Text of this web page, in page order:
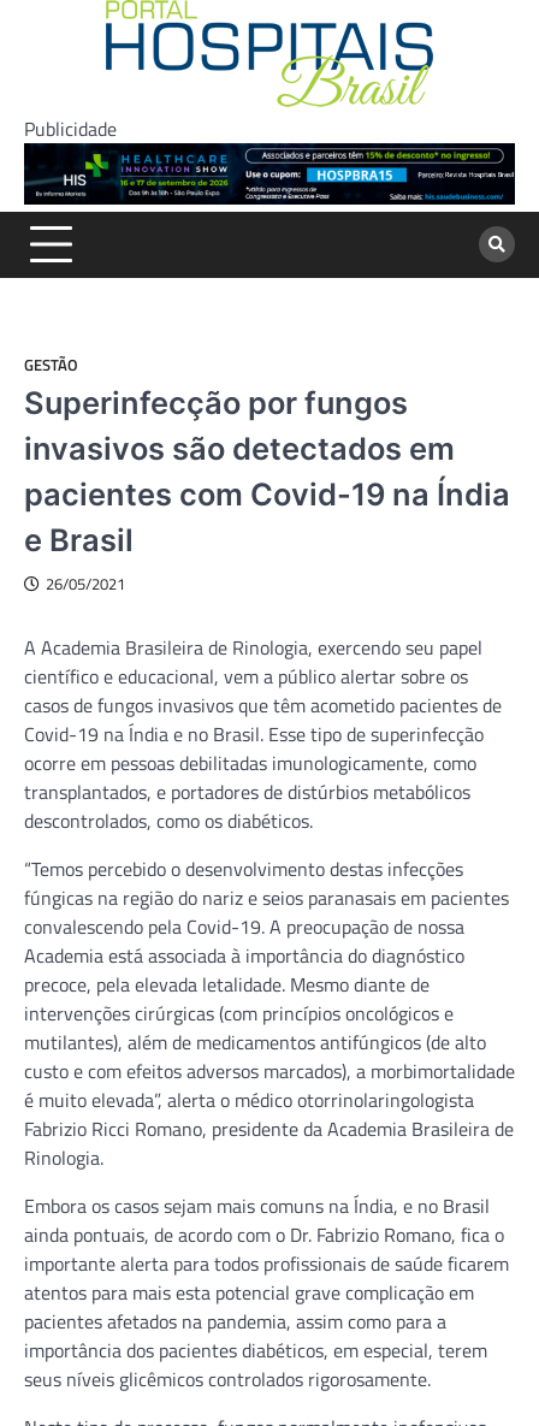
Publicidade
GESTÃO
Superinfecção por fungos
invasivos são detectados em
pacientes com Covid-19 na Índia
e Brasil
26/05/2021
A Academia Brasileira de Rinologia, exercendo seu papel
científico e educacional, vem a público alertar sobre os
casos de fungos invasivos que têm acometido pacientes de
Covid-19 na Índia e no Brasil. Esse tipo de superinfecção
ocorre em pessoas debilitadas imunologicamente, como
transplantados, e portadores de distúrbios metabólicos
descontrolados, como os diabéticos.
“Temos percebido o desenvolvimento destas infecções
fúngicas na região do nariz e seios paranasais em pacientes
convalescendo pela Covid-19. A preocupação de nossa
Academia está associada à importância do diagnóstico
precoce, pela elevada letalidade. Mesmo diante de
intervenções cirúrgicas (com princípios oncológicos e
mutilantes), além de medicamentos antifúngicos (de alto
custo e com efeitos adversos marcados), a morbimortalidade
é muito elevada”, alerta o médico otorrinolaringologista
Fabrizio Ricci Romano, presidente da Academia Brasileira de
Rinologia.
Embora os casos sejam mais comuns na Índia, e no Brasil
ainda pontuais, de acordo com o Dr. Fabrizio Romano, fica o
importante alerta para todos profissionais de saúde ficarem
atentos para mais esta potencial grave complicação em
pacientes afetados na pandemia, assim como para a
importância dos pacientes diabéticos, em especial, terem
seus níveis glicêmicos controlados rigorosamente.